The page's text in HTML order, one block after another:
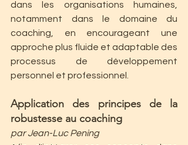
dans les organisations humaines,
notamment dans le domaine du
coaching, en encourageant une
approche plus fluide et adaptable des
processus de développement
personnel et professionnel.
Application des principes de la
robustesse au coaching
par Jean-Luc Pening